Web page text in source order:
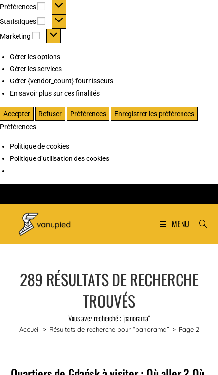
Préférences
Préférences
Statistiques Statistiques
Marketing Marketing
Gérer les options
Gérer les services
Gérer {vendor_count} fournisseurs
En savoir plus sur ces finalités
Accepter Refuser Préférences
Enregistrer les préférences
Préférences
Politique de cookies
Politique d’utilisation des cookies
MENU
289 RÉSULTATS DE RECHERCHE
TROUVÉS
Vous avez recherché : "panorama"
Accueil > Résultats de recherche pour“panorama” > Page 2